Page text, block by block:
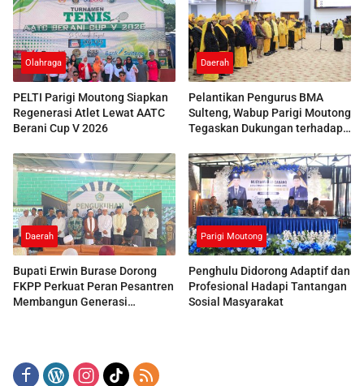
Olahraga
PELTI Parigi Moutong Siapkan
Regenerasi Atlet Lewat AATC
Berani Cup V 2026
Daerah
Pelantikan Pengurus BMA
Sulteng, Wabup Parigi Moutong
Tegaskan Dukungan terhadap
Daerah
Bupati Erwin Burase Dorong
FKPP Perkuat Peran Pesantren
Membangun Generasi
Parigi Moutong
Penghulu Didorong Adaptif dan
Profesional Hadapi Tantangan
Sosial Masyarakat